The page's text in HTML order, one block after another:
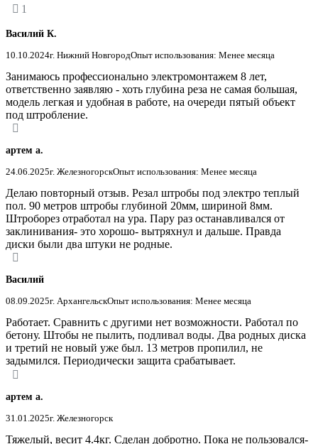
1
Василий К.
10.10.2024г. Нижний НовгородОпыт использования: Менее месяца
Занимаюсь профессионально электромонтажем 8 лет,
ответственно заявляю - хоть глубина реза не самая большая,
модель легкая и удобная в работе, на очереди пятый объект
под штробление.
артем а.
24.06.2025г. ЖелезногорскОпыт использования: Менее месяца
Делаю повторный отзыв. Резал штробы под электро теплый
пол. 90 метров штробы глубиной 20мм, шириной 8мм.
Штроборез отработал на ура. Пару раз останавливался от
заклинивания- это хорошо- вытряхнул и дальше. Правда
диски были два штуки не родные.
Василий
08.09.2025г. АрхангельскОпыт использования: Менее месяца
Работает. Сравнить с другими нет возможности. Работал по
бетону. Штобы не пылить, подливал воды. Два родных диска
и третий не новый уже был. 13 метров пропилил, не
задымился. Периодически защита срабатывает.
артем а.
31.01.2025г. Железногорск
Тяжелый, весит 4.4кг. Сделан добротно. Пока не пользовался-